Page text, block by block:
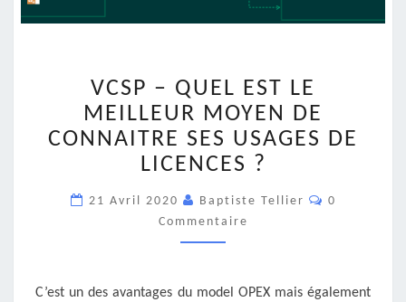
–
QUEL
EST
LE
MEILLEUR
DE
CONNAITRE
SES
DE
VCSP – QUEL EST LE
MEILLEUR MOYEN DE
CONNAITRE SES USAGES DE
LICENCES ?
21 Avril 2020 Baptiste Tellier
0
Commentaire
C’est un des avantages du model OPEX mais également